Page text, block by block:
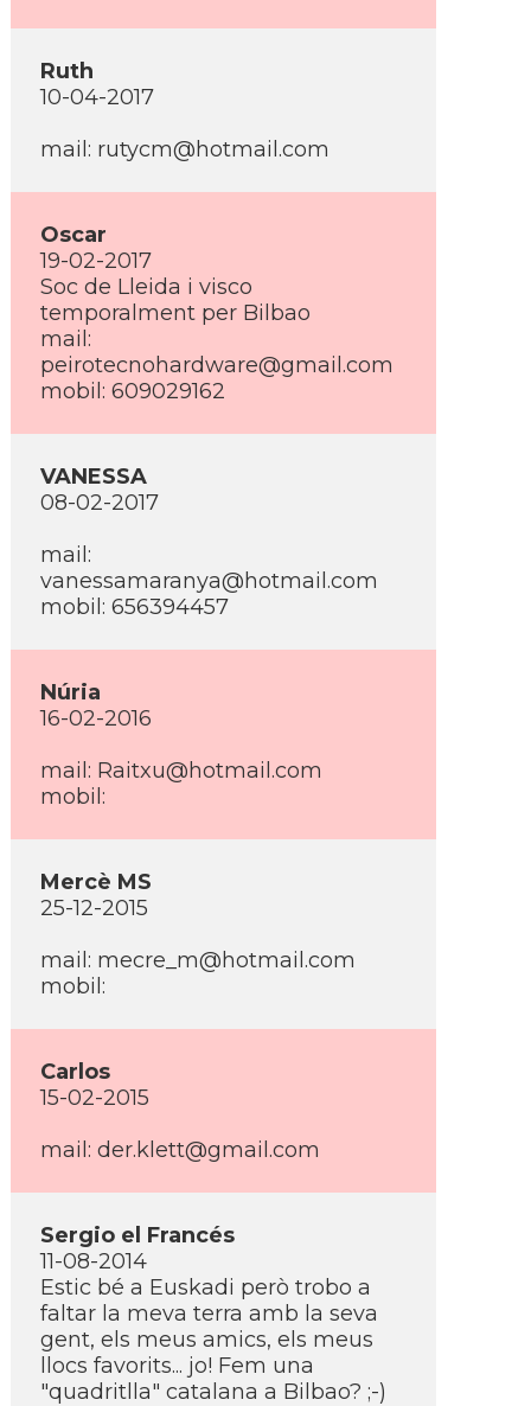
Ruth
10-04-2017
mail: rutycm@hotmail.com
Oscar
19-02-2017
Soc de Lleida i visco
temporalment per Bilbao
mail:
peirotecnohardware@gmail.com
mobil: 609029162
VANESSA
08-02-2017
mail:
vanessamaranya@hotmail.com
mobil: 656394457
Núria
16-02-2016
mail: Raitxu@hotmail.com
mobil:
Mercè MS
25-12-2015
mail: mecre_m@hotmail.com
mobil:
Carlos
15-02-2015
mail: der.klett@gmail.com
Sergio el Francés
11-08-2014
Estic bé a Euskadi però trobo a
faltar la meva terra amb la seva
gent, els meus amics, els meus
llocs favorits... jo! Fem una
"quadritlla" catalana a Bilbao? ;-)